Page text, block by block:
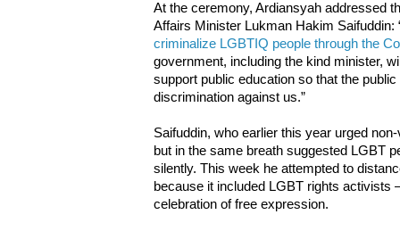
At the ceremony, Ardiansyah addressed
Affairs Minister Lukman Hakim
criminalize LGBTIQ people through the
government, including the kind minister,
support public education so that the
discrimination against us.”
Saifuddin, who earlier this year urged
but in the same breath suggested LGBT
silently. This week he attempted to
because it included LGBT rights activists
celebration of free expression.